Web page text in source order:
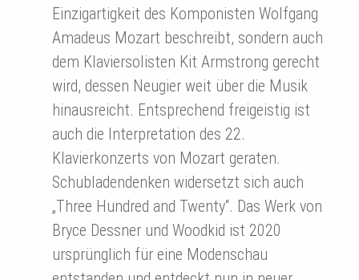
Einzigartigkeit des Komponisten Wolfgang
Amadeus Mozart beschreibt, sondern auch
dem Klaviersolisten Kit Armstrong gerecht
wird, dessen Neugier weit über die Musik
hinausreicht. Entsprechend freigeistig ist
auch die Interpretation des 22.
Klavierkonzerts von Mozart geraten.
Schubladendenken widersetzt sich auch
„Three Hundred and Twenty“. Das Werk von
Bryce Dessner und Woodkid ist 2020
ursprünglich für eine Modenschau